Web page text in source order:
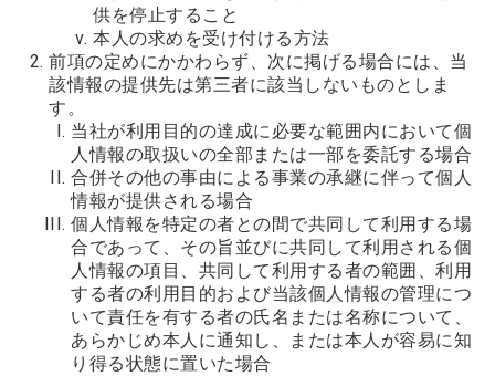
供を停止すること
本人の求めを受け付ける方法
前項の定めにかかわらず、次に掲げる場合には、当
該情報の提供先は第三者に該当しないものとしま
す。
当社が利用目的の達成に必要な範囲内において個
人情報の取扱いの全部または一部を委託する場合
合併その他の事由による事業の承継に伴って個人
情報が提供される場合
個人情報を特定の者との間で共同して利用する場
合であって、その旨並びに共同して利用される個
人情報の項目、共同して利用する者の範囲、利用
する者の利用目的および当該個人情報の管理につ
いて責任を有する者の氏名または名称について、
あらかじめ本人に通知し、または本人が容易に知
り得る状態に置いた場合